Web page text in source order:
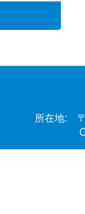
所在地: